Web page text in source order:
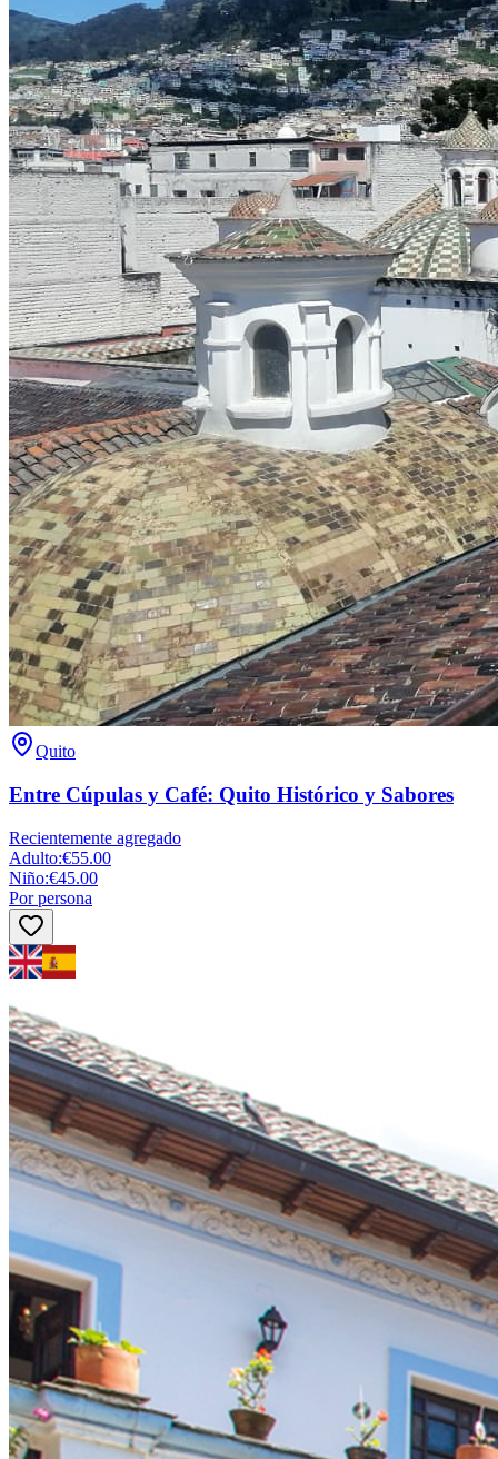
Quito
Entre Cúpulas y Café: Quito Histórico y Sabores
Recientemente agregado
Adulto:€55.00
Niño:€45.00
Por persona